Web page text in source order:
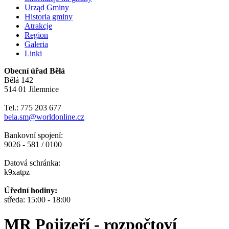
Urząd Gminy
Historia gminy
Atrakcje
Region
Galeria
Linki
Obecní úřad Bělá
Bělá 142
514 01 Jilemnice
Tel.: 775 203 677
bela.sm@worldonline.cz
Bankovní spojení:
9026 - 581 / 0100
Datová schránka:
k9xatpz
Úřední hodiny:
středa: 15:00 - 18:00
MR Pojizeří - rozpočtoví